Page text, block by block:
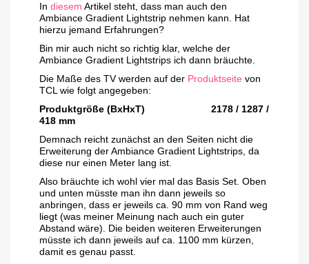
In diesem Artikel steht, dass man auch den
Ambiance Gradient Lightstrip nehmen kann. Hat
hierzu jemand Erfahrungen?
Bin mir auch nicht so richtig klar, welche der
Ambiance Gradient Lightstrips ich dann bräuchte.
Die Maße des TV werden auf der Produktseite von
TCL wie folgt angegeben:
Produktgröße (BxHxT) 2178 / 1287 /
418 mm
Demnach reicht zunächst an den Seiten nicht die
Erweiterung der Ambiance Gradient Lightstrips, da
diese nur einen Meter lang ist.
Also bräuchte ich wohl vier mal das Basis Set. Oben
und unten müsste man ihn dann jeweils so
anbringen, dass er jeweils ca. 90 mm von Rand weg
liegt (was meiner Meinung nach auch ein guter
Abstand wäre). Die beiden weiteren Erweiterungen
müsste ich dann jeweils auf ca. 1100 mm kürzen,
damit es genau passt.